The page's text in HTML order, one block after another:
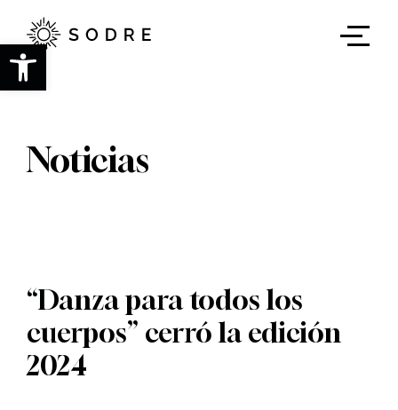
Abrir barra de herramientas
contenido
principal
Noticias
“Danza para todos los
cuerpos” cerró la edición
2024